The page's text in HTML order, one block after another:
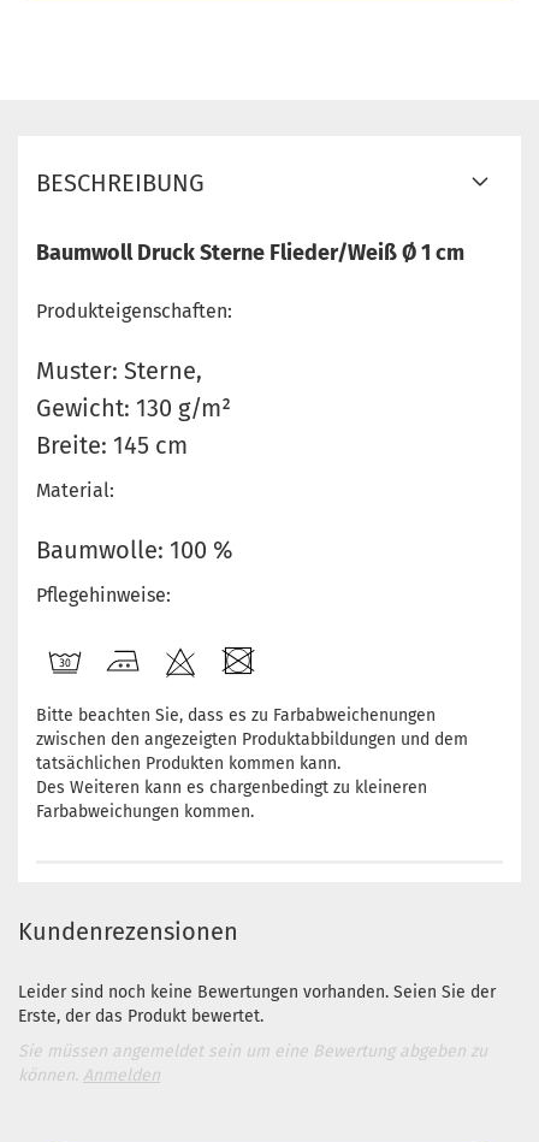
BESCHREIBUNG
Baumwoll Druck Sterne Flieder/Weiß Ø 1 cm
Produkteigenschaften:
Muster: Sterne,
Gewicht: 130 g/m²
Breite: 145 cm
Material:
Baumwolle: 100 %
Pflegehinweise:
Bitte beachten Sie, dass es zu Farbabweichenungen
zwischen den angezeigten Produktabbildungen und dem
tatsächlichen Produkten kommen kann.
Des Weiteren kann es chargenbedingt zu kleineren
Farbabweichungen kommen.
Kundenrezensionen
Leider sind noch keine Bewertungen vorhanden. Seien Sie der
Erste, der das Produkt bewertet.
Sie müssen angemeldet sein um eine Bewertung abgeben zu
können. Anmelden